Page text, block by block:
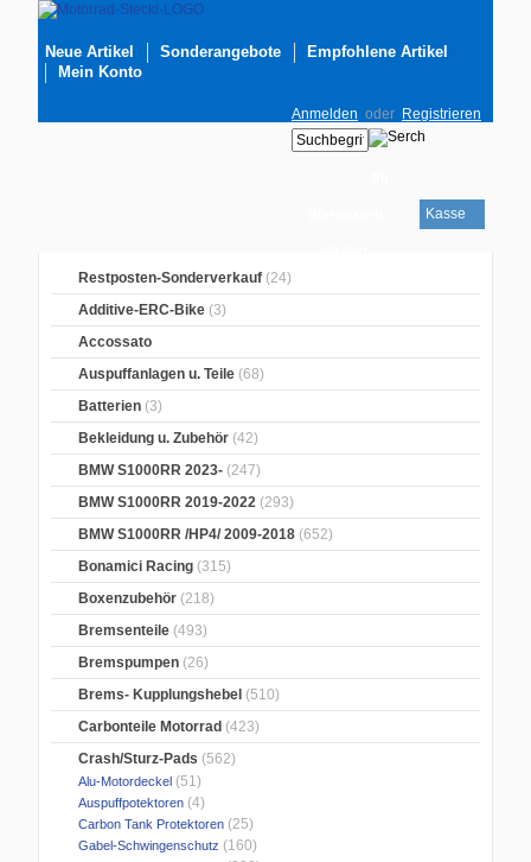
Neue Artikel Sonderangebote
Empfohlene Artikel
Mein Konto
Anmelden oder Registrieren
Kasse
Restposten-Sonderverkauf (24)
Additive-ERC-Bike (3)
Accossato
Auspuffanlagen u. Teile (68)
Batterien (3)
Bekleidung u. Zubehör (42)
BMW S1000RR 2023- (247)
BMW S1000RR 2019-2022 (293)
BMW S1000RR /HP4/ 2009-2018 (652)
Bonamici Racing (315)
Boxenzubehör (218)
Bremsenteile (493)
Bremspumpen (26)
Brems- Kupplungshebel (510)
Carbonteile Motorrad (423)
Crash/Sturz-Pads (562)
Alu-Motordeckel (51)
Auspuffpotektoren (4)
Carbon Tank Protektoren (25)
Gabel-Schwingenschutz (160)